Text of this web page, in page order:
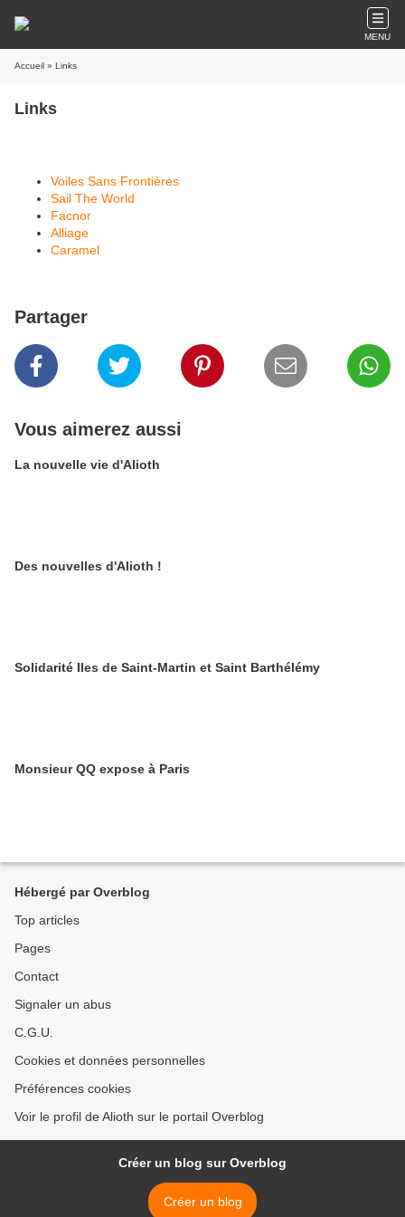
MENU
Accueil » Links
Links
Voiles Sans Frontières
Sail The World
Facnor
Alliage
Caramel
Partager
Vous aimerez aussi
La nouvelle vie d'Alioth
Des nouvelles d'Alioth !
Solidarité Iles de Saint-Martin et Saint Barthélémy
Monsieur QQ expose à Paris
Hébergé par Overblog
Top articles
Pages
Contact
Signaler un abus
C.G.U.
Cookies et données personnelles
Préférences cookies
Voir le profil de Alioth sur le portail Overblog
Créer un blog sur Overblog
Créer un blog